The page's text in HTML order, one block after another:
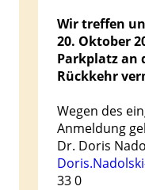
Wir treffen
20. Oktober
Parkplatz an
Rückkehr
Wegen des
Anmeldung
Dr. Doris
33 0